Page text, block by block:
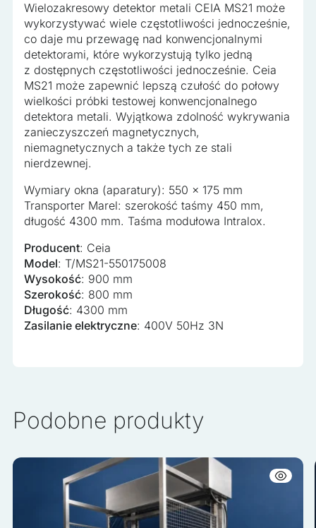
Wielozakresowy detektor metali CEIA MS21 może
wykorzystywać wiele częstotliwości jednocześnie,
co daje mu przewagę nad konwencjonalnymi
detektorami, które wykorzystują tylko jedną
z dostępnych częstotliwości jednocześnie. Ceia
MS21 może zapewnić lepszą czułość do połowy
wielkości próbki testowej konwencjonalnego
detektora metali. Wyjątkowa zdolność wykrywania
zanieczyszczeń magnetycznych,
niemagnetycznych a także tych ze stali
nierdzewnej.
Wymiary okna (aparatury): 550 x 175 mm
Transporter Marel: szerokość taśmy 450 mm,
długość 4300 mm. Taśma modułowa Intralox.
Producent: Ceia
Model: T/MS21-550175008
Wysokość: 900 mm
Szerokość: 800 mm
Długość: 4300 mm
Zasilanie elektryczne: 400V 50Hz 3N
Podobne produkty